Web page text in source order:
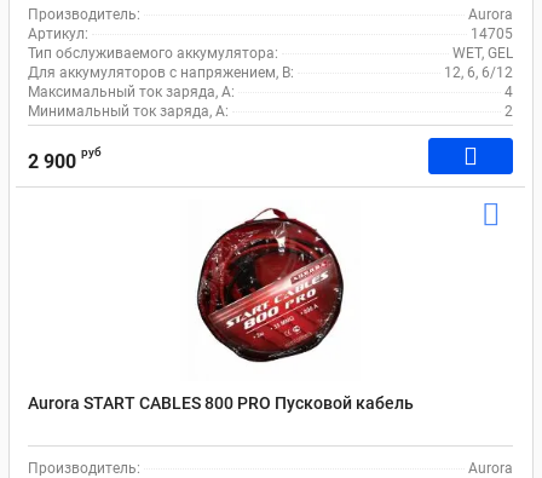
Производитель:
Aurora
Артикул:
14705
Тип обслуживаемого аккумулятора:
WET, GEL
Для аккумуляторов с напряжением, В:
12, 6, 6/12
Максимальный ток заряда, А:
4
Минимальный ток заряда, А:
2
2 900 руб
Aurora START CABLES 800 PRO Пусковой кабель
Производитель:
Aurora